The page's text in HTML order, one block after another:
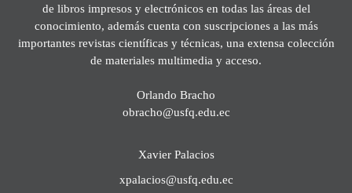
de libros impresos y electrónicos en todas las áreas del
conocimiento, además cuenta con suscripciones a las más
importantes revistas científicas y técnicas, una extensa colección
de materiales multimedia y acceso.
Orlando Bracho
obracho@usfq.edu.ec
Xavier Palacios
xpalacios@usfq.edu.ec